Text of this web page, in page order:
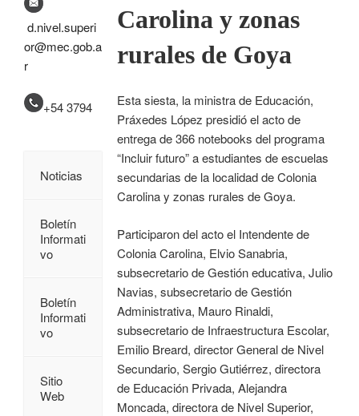
Carolina y zonas
rurales de Goya
Esta siesta, la ministra de Educación,
Práxedes López presidió el acto de
entrega de 366 notebooks del programa
“Incluir futuro” a estudiantes de escuelas
secundarias de la localidad de Colonia
Carolina y zonas rurales de Goya.
Participaron del acto el Intendente de
Colonia Carolina, Elvio Sanabria,
subsecretario de Gestión educativa, Julio
Navias, subsecretario de Gestión
Administrativa, Mauro Rinaldi,
subsecretario de Infraestructura Escolar,
Emilio Breard, director General de Nivel
Secundario, Sergio Gutiérrez, directora
de Educación Privada, Alejandra
Moncada, directora de Nivel Superior,
d.nivel.superi
or@mec.gob.a
r
+54 3794
Noticias
Boletín
Informati
vo
Boletín
Informati
vo
Sitio
Web